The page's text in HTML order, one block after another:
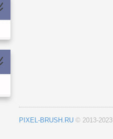
PIXEL-BRUSH.RU © 2013-